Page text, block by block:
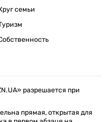
семьи
разрешается при
прямая, открытая для